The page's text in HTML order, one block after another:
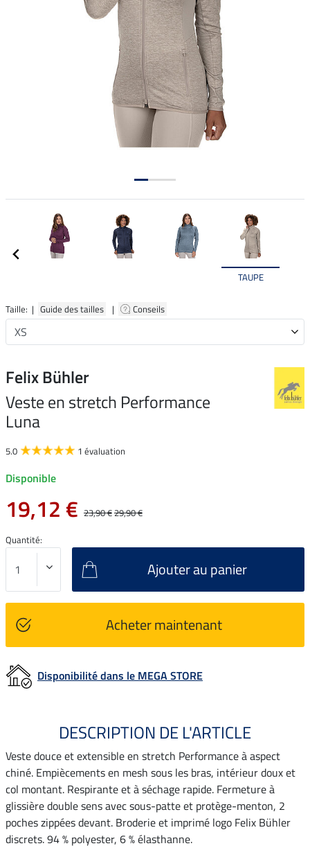
TAUPE
Taille: | Guide des tailles | Conseils
Felix Bühler
Veste en stretch Performance
Luna
5.0 1 évaluation
Disponible
19,12 € 23,90 €29,90 €
Quantité:
Ajouter au panier
Acheter maintenant
Disponibilité dans le MEGA STORE
DESCRIPTION DE L'ARTICLE
Veste douce et extensible en stretch Performance à aspect
chiné. Empiècements en mesh sous les bras, intérieur doux et
col montant. Respirante et à séchage rapide. Fermeture à
glissière double sens avec sous-patte et protège-menton, 2
poches zippées devant. Broderie et imprimé logo Felix Bühler
discrets. 94 % polyester, 6 % élasthanne.